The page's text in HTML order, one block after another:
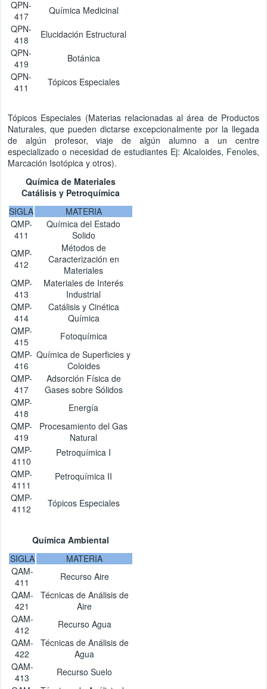
QPN-
417
Química Medicinal
QPN-
418
Elucidación Estructural
QPN-
419
Botánica
QPN-
411
Tópicos Especiales
Tópicos Especiales (Materias relacionadas al área de Productos
Naturales, que pueden dictarse excepcionalmente por la llegada
de algún profesor, viaje de algún alumno a un centre
especializado o necesidad de estudiantes Ej: Alcaloides, Fenoles,
Marcación Isotópica y otros).
Química de Materiales
Catálisis y Petroquímica
SIGLA
MATERIA
QMP-
411
Química del Estado
Solido
QMP-
412
Métodos de
Caracterización en
Materiales
QMP-
413
Materiales de Interés
Industrial
QMP-
414
Catálisis y Cinética
Química
QMP-
415
Fotoquímica
QMP-
416
Química de Superficies y
Coloides
QMP-
417
Adsorción Física de
Gases sobre Sólidos
QMP-
418
Energía
QMP-
419
Procesamiento del Gas
Natural
QMP-
4110
Petroquímica I
QMP-
4111
Petroquímica II
QMP-
4112
Tópicos Especiales
Química Ambiental
SIGLA
MATERIA
QAM-
411
Recurso Aire
QAM-
421
Técnicas de Análisis de
Aire
QAM-
412
Recurso Agua
QAM-
422
Técnicas de Análisis de
Agua
QAM-
413
Recurso Suelo